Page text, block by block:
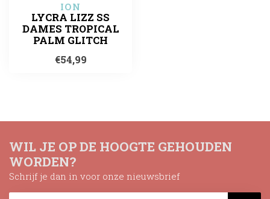
ION
LYCRA LIZZ SS
DAMES TROPICAL
PALM GLITCH
€54,99
WIL JE OP DE HOOGTE GEHOUDEN
WORDEN?
Schrijf je dan in voor onze nieuwsbrief